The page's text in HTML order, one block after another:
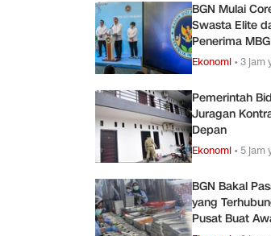
BGN Mulai
Swasta Elite
Penerima MBG
Ekonomi •3 jam
Pemerintah
Juragan
Depan
Ekonomi • 5 jam
BGN Bakal
yang
Pusat Buat